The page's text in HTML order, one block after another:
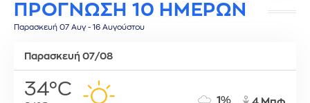
ΠΡΟΓΝΩΣΗ 10 ΗΜΕΡΩΝ
Παρασκευή 07 Αυγ - 16 Αυγούστου
Παρασκευή 07/08
34°C
1%